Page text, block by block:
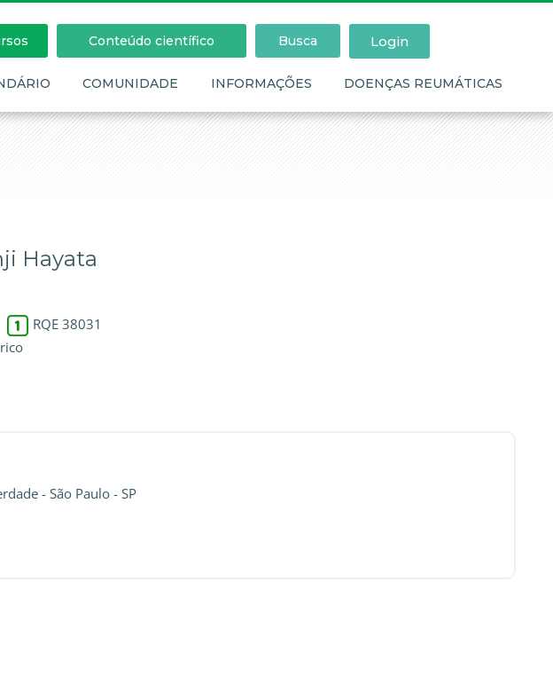
Conteúdo científico Busca Login
COMUNIDADE INFORMAÇÕES DOENÇAS REUMÁTICAS
Hayata
RQE 38031
- São Paulo - SP